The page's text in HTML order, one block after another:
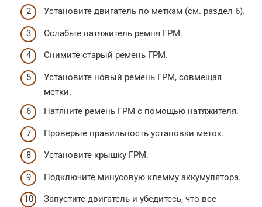
Установите двигатель по меткам (см. раздел 6).
Ослабьте натяжитель ремня ГРМ.
Снимите старый ремень ГРМ.
Установите новый ремень ГРМ, совмещая
метки.
Натяните ремень ГРМ с помощью натяжителя.
Проверьте правильность установки меток.
Установите крышку ГРМ.
Подключите минусовую клемму аккумулятора.
Запустите двигатель и убедитесь, что все